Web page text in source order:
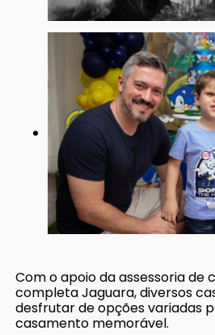
Com o apoio da assessoria de
completa Jaguara, diversos
desfrutar de opções variadas
casamento memorável.